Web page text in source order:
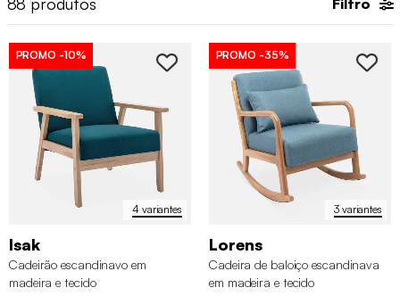
e móveis, especialmente com o
. Se quiser renovar o
centro perfeitos para combinar com o seu novo cadeirão
criar um recanto de descanso e lazer na sua sala de estar.
Filtro
4 variantes
PROMO -10%
Isak
Cadeirão escandinavo em
madeira e tecido
3 variantes
PROMO -35%
Lorens
Cadeira de baloiço escandinava
em madeira e tecido